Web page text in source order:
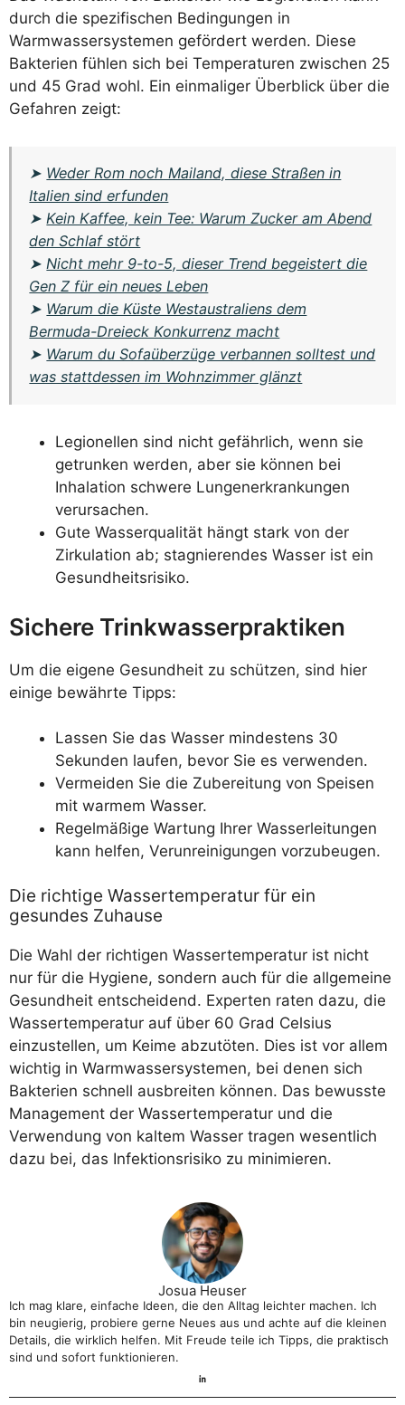
durch die spezifischen Bedingungen in
Warmwassersystemen gefördert werden. Diese
Bakterien fühlen sich bei Temperaturen zwischen 25
und 45 Grad wohl. Ein einmaliger Überblick über die
Gefahren zeigt:
➤ Weder Rom noch Mailand, diese Straßen in
Italien sind erfunden
➤Kein Kaffee, kein Tee: Warum Zucker am Abend
den Schlaf stört
➤Nicht mehr 9-to-5, dieser Trend begeistert die
Gen Z für ein neues Leben
➤ Warum die Küste Westaustraliens dem
Bermuda-Dreieck Konkurrenz macht
➤ Warum du Sofaüberzüge verbannen solltest und
was stattdessen im Wohnzimmer glänzt
Legionellen sind nicht gefährlich, wenn sie
getrunken werden, aber sie können bei
Inhalation schwere Lungenerkrankungen
verursachen.
Gute Wasserqualität hängt stark von der
Zirkulation ab; stagnierendes Wasser ist ein
Gesundheitsrisiko.
Sichere Trinkwasserpraktiken
Um die eigene Gesundheit zu schützen, sind hier
einige bewährte Tipps:
Lassen Sie das Wasser mindestens 30
Sekunden laufen, bevor Sie es verwenden.
Vermeiden Sie die Zubereitung von Speisen
mit warmem Wasser.
Regelmäßige Wartung Ihrer Wasserleitungen
kann helfen, Verunreinigungen vorzubeugen.
Die richtige Wassertemperatur für ein
gesundes Zuhause
Die Wahl der richtigen Wassertemperatur ist nicht
nur für die Hygiene, sondern auch für die allgemeine
Gesundheit entscheidend. Experten raten dazu, die
Wassertemperatur auf über 60 Grad Celsius
einzustellen, um Keime abzutöten. Dies ist vor allem
wichtig in Warmwassersystemen, bei denen sich
Bakterien schnell ausbreiten können. Das bewusste
Management der Wassertemperatur und die
Verwendung von kaltem Wasser tragen wesentlich
dazu bei, das Infektionsrisiko zu minimieren.
Josua Heuser
Ich mag klare, einfache Ideen, die den Alltag leichter machen. Ich
bin neugierig, probiere gerne Neues aus und achte auf die kleinen
Details, die wirklich helfen. Mit Freude teile ich Tipps, die praktisch
sind und sofort funktionieren.